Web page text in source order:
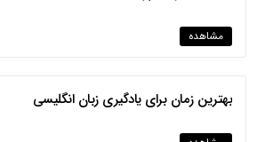
مشاهده
بهترین زمان برای یادگیری زبان انگلیسی